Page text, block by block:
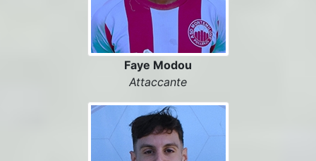
Faye Modou
Attaccante